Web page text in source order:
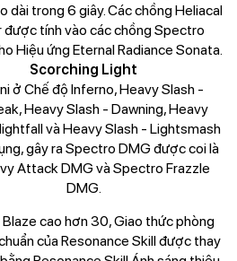
dài trong 6 giây. Các chồng Heliacal
được tính vào các chồng Spectro
Hiệu ứng Eternal Radiance Sonata.
Scorching Light
ở Chế độ Inferno, Heavy Slash -
Heavy Slash - Dawning, Heavy
và Heavy Slash - Lightsmash
gây ra Spectro DMG được coi là
Attack DMG và Spectro Frazzle
DMG.
Blaze cao hơn 30, Giao thức phòng
của Resonance Skill được thay